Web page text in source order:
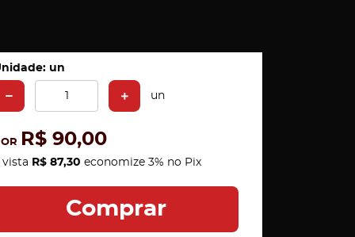
un
un
R$ 90,00
vista R$ 87,30 economize3% no Pix
Comprar